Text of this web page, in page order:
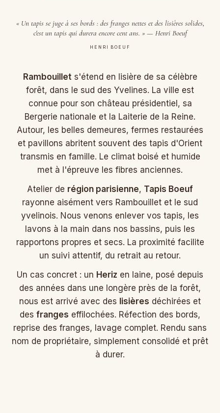
« Un tapis se juge à ses bords : des franges nettes et des lisières solides,
c'est un tapis qui durera encore cent ans. » — Henri Boeuf
HENRI BOEUF
Rambouillet s'étend en lisière de sa célèbre
forêt, dans le sud des Yvelines. La ville est
connue pour son château présidentiel, sa
Bergerie nationale et la Laiterie de la Reine.
Autour, les belles demeures, fermes restaurées
et pavillons abritent souvent des tapis d'Orient
transmis en famille. Le climat boisé et humide
met à l'épreuve les fibres anciennes.
Atelier de région parisienne, Tapis Boeuf
rayonne aisément vers Rambouillet et le sud
yvelinois. Nous venons enlever vos tapis, les
lavons à la main dans nos bassins, puis les
rapportons propres et secs. La proximité facilite
un suivi attentif, du retrait au retour.
Un cas concret : un Heriz en laine, posé depuis
des années dans une longère près de la forêt,
nous est arrivé avec des lisières déchirées et
des franges effilochées. Réfection des bords,
reprise des franges, lavage complet. Rendu sans
nom de propriétaire, simplement consolidé et prêt
à durer.